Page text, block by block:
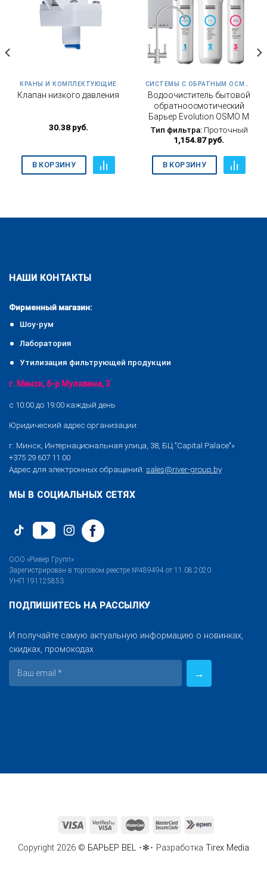
КРАНЫ И КОМПЛЕКТУЮЩИЕ
Клапан низкого давления
30.38руб.
В КОРЗИНУ
Водоочиститель бытовой
обратноосмотический
Барьер Evolution OSMO M
Тип фильтра: Проточный
1,154.87руб.
В КОРЗИНУ
НАШИ КОНТАКТЫ
Фирменный магазин:
Шоу-рум
Лаборатория
Утилизация фильтрующей продукции
г. Минск, б-р Мулявина, 3
с 10:00 до 19:00 каждый день
Юридический адрес организации:
г. Минск, Интернациональная улица, 38, БЦ "Capital Palace"»
+375 29 607 11 00
Адрес для электронных обращений: sales@river-group.by
МЫ В СОЦИАЛЬНЫХ СЕТЯХ
ООО «Ривер Групп»
Зарегистрирован в торговом реестре №489494 от 11.08.2020
УНП 191125853
ПОДПИШИТЕСЬ НА РАССЫЛКУ
И получайте самую актуальную информацию о новинках,
скидках, промокодах
Copyright 2026 © БАРЬЕР BEL ･✻･ Разработка Tirex Media